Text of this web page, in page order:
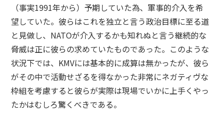
（事実1991年から）予期していた為、軍事的介入を希
望していた。彼らはこれを独立と言う政治目標に至る道
と見做し、NATOが介入するかも知れぬと言う継続的な
脅威は正に彼らの求めていたものであった。このような
状況下では、KMVには基本的に成算は無かったが、彼ら
がその中で活動せざるを得なかった非常にネガティヴな
枠組を考慮すると彼らが実際は現場でいかに上手くやっ
たかはむしろ驚くべきである。